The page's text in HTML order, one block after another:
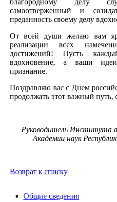
самоотверженный и
преданность своему делу
От всей души желаю вам
реализации всех
достижений! Пусть
вдохновение, а ваши
признание.
Поздравляю вас с Днем
продолжать этот важный путь,
Руководитель Института
Академии наук
Возврат к списку
Общие сведения